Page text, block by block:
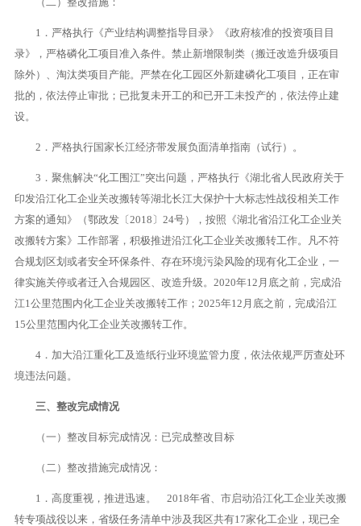
1．严格执行《产业结构调整指导目录》《政府核准的投资项目目
录》，严格磷化工项目准入条件。禁止新增限制类（搬迁改造升级项目
除外）、淘汰类项目产能。严禁在化工园区外新建磷化工项目，正在审
批的，依法停止审批；已批复未开工的和已开工未投产的，依法停止建
设。
2．严格执行国家长江经济带发展负面清单指南（试行）。
3．聚焦解决“化工围江”突出问题，严格执行《湖北省人民政府关于
印发沿江化工企业关改搬转等湖北长江大保护十大标志性战役相关工作
方案的通知》（鄂政发〔2018〕24号），按照《湖北省沿江化工企业关
改搬转方案》工作部署，积极推进沿江化工企业关改搬转工作。凡不符
合规划区划或者安全环保条件、存在环境污染风险的现有化工企业，一
律实施关停或者迁入合规园区、改造升级。2020年12月底之前，完成沿
江1公里范围内化工企业关改搬转工作；2025年12月底之前，完成沿江
15公里范围内化工企业关改搬转工作。
4．加大沿江重化工及造纸行业环境监管力度，依法依规严厉查处环
境违法问题。
三、整改完成情况
（一）整改目标完成情况：已完成整改目标
（二）整改措施完成情况：
1．高度重视，推进迅速。 2018年省、市启动沿江化工企业关改搬
转专项战役以来，省级任务清单中涉及我区共有17家化工企业，现已全